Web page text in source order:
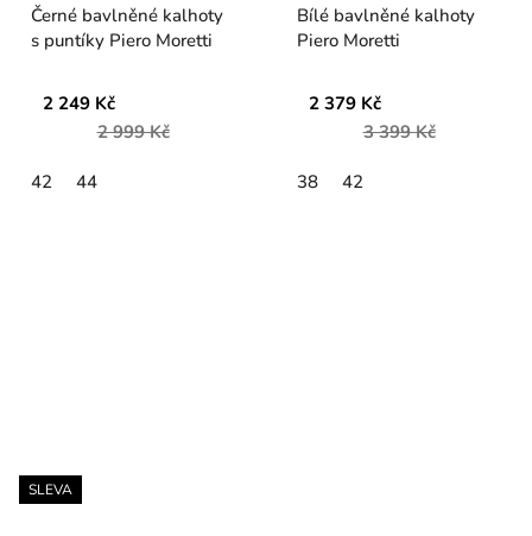
Černé bavlněné kalhoty
s puntíky Piero Moretti
2 249 Kč
2 999 Kč
42 44
Bílé bavlněné kalhoty
Piero Moretti
2 379 Kč
3 399 Kč
38 42
SLEVA